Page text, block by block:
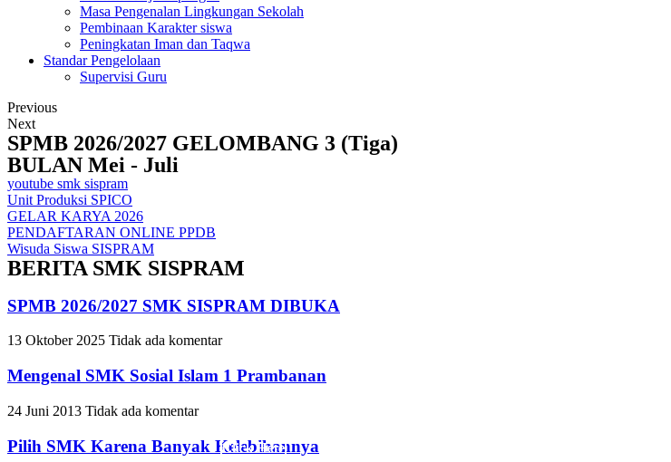
Masa Pengenalan Lingkungan Sekolah
Pembinaan Karakter siswa
Peningkatan Iman dan Taqwa
Standar Pengelolaan
Supervisi Guru
Slide Heading
Click Here
Slide Heading
Click Here
Slide Heading
Click Here
Previous
Next
SPMB 2026/2027 GELOMBANG 3 (Tiga)
BULAN Mei - Juli
youtube smk sispram
Unit Produksi SPICO
GELAR KARYA 2026
PENDAFTARAN ONLINE PPDB
Wisuda Siswa SISPRAM
BERITA SMK SISPRAM
SPMB 2026/2027 SMK SISPRAM DIBUKA
13 Oktober 2025 Tidak ada komentar
Mengenal SMK Sosial Islam 1 Prambanan
24 Juni 2013 Tidak ada komentar
Pilih SMK Karena Banyak Kelebihannya